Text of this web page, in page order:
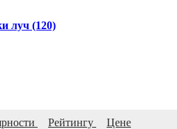
луч (120)
Рейтингу
Цене